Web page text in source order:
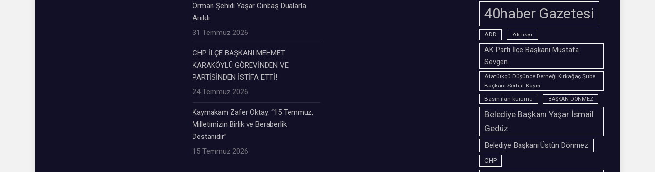
Orman Şehidi Yaşar Cinbaş Dualarla
Anıldı
31 Temmuz 2026
CHP İLÇE BAŞKANI MEHMET
KARAKÖYLÜ GÖREVİNDEN VE
PARTİSİNDEN İSTİFA ETTİ!
24 Temmuz 2026
Kaymakam Zafer Oktay: “15 Temmuz,
Milletimizin Birlik ve Beraberlik
Destanıdır”
15 Temmuz 2026
40haber Gazetesi
ADD Akhisar
AK Parti İlçe Başkanı Mustafa
Sevgen
Atatürkçü Düşünce Derneği Kırkağaç Şube
Başkanı Serhat Kayın
Basın ilan kurumu
BAŞKAN DÖNMEZ
Belediye Başkanı Yaşar İsmail
Gedüz
Belediye Başkanı Üstün Dönmez
CHP